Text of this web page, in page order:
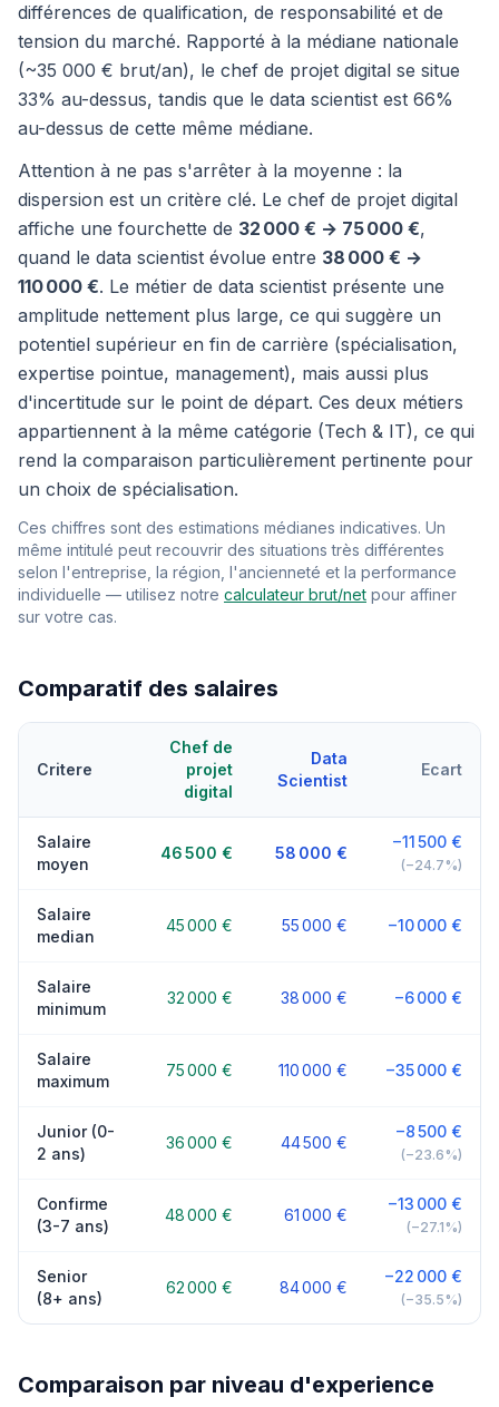
différences de qualification, de responsabilité et de
tension du marché. Rapporté à la médiane nationale
(~35 000 € brut/an), le chef de projet digital se situe
33% au-dessus, tandis que le data scientist est 66%
au-dessus de cette même médiane.
Attention à ne pas s'arrêter à la moyenne : la
dispersion est un critère clé. Le chef de projet digital
affiche une fourchette de 32 000 € → 75 000 €,
quand le data scientist évolue entre 38 000 € →
110 000 €. Le métier de data scientist présente une
amplitude nettement plus large, ce qui suggère un
potentiel supérieur en fin de carrière (spécialisation,
expertise pointue, management), mais aussi plus
d'incertitude sur le point de départ. Ces deux métiers
appartiennent à la même catégorie (Tech & IT), ce qui
rend la comparaison particulièrement pertinente pour
un choix de spécialisation.
Ces chiffres sont des estimations médianes indicatives. Un
même intitulé peut recouvrir des situations très différentes
selon l'entreprise, la région, l'ancienneté et la performance
individuelle — utilisez notre calculateur brut/net pour affiner
sur votre cas.
Comparatif des salaires
Critere
Chef de
projet
digital
Data
Scientist
Ecart
Salaire
moyen
46 500 € 58 000 €
−11 500 €
(−24.7%)
Salaire
median
45 000 € 55 000 € −10 000 €
Salaire
minimum
32 000 € 38 000 € −6 000 €
Salaire
maximum
75 000 € 110 000 € −35 000 €
Junior (0-
2 ans)
36 000 € 44 500 €
−8 500 €
(−23.6%)
Confirme
(3-7 ans)
48 000 € 61 000 €
−13 000 €
(−27.1%)
Senior
(8+ ans)
62 000 € 84 000 €
−22 000 €
(−35.5%)
Comparaison par niveau d'experience